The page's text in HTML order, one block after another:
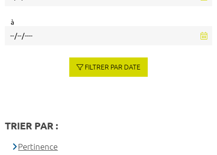
à
FILTRER PAR DATE
TRIER PAR :
Pertinence